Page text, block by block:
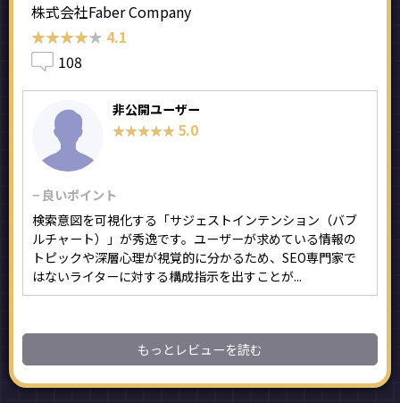
株式会社Faber Company
★★★★★
★★★★★ 4.1
108
非公開ユーザー
★★★★★
★★★★★ 5.0
− 良いポイント
検索意図を可視化する「サジェストインテンション（バブ
ルチャート）」が秀逸です。ユーザーが求めている情報の
トピックや深層心理が視覚的に分かるため、SEO専門家で
はないライターに対する構成指示を出すことが...
もっとレビューを読む